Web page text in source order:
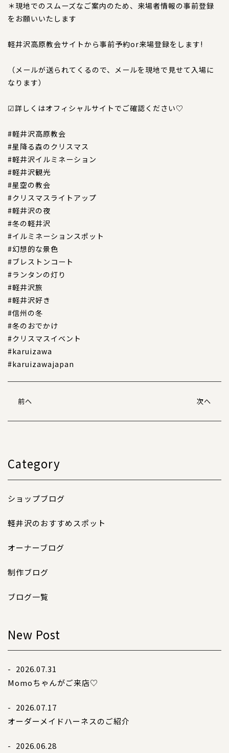
CONTENTS コンテンツ
店舗情報
特注品について
お直しについて
納期について
軽井沢わんストーンへご来店のお客様へ
SHOP
BLOG
＊現地でのスムーズなご案内のため、来場者情報の事前登録
をお願いいたします
軽井沢高原教会サイトから事前予約or来場登録をします!
（メールが送られてくるので、メールを現地で見せて入場に
なります）
☑詳しくはオフィシャルサイトでご確認ください♡
#軽井沢高原教会
#星降る森のクリスマス
#軽井沢イルミネーション
#軽井沢観光
#星空の教会
#クリスマスライトアップ
#軽井沢の夜
#冬の軽井沢
#イルミネーションスポット
#幻想的な景色
#ブレストンコート
#ランタンの灯り
#軽井沢旅
#軽井沢好き
#信州の冬
#冬のおでかけ
#クリスマスイベント
#karuizawa
#karuizawajapan
前へ 次へ
Category
ショップブログ
軽井沢のおすすめスポット
オーナーブログ
制作ブログ
ブログ一覧
New Post
- 2026.07.31
Momoちゃんがご来店♡
- 2026.07.17
オーダーメイドハーネスのご紹介
- 2026.06.28